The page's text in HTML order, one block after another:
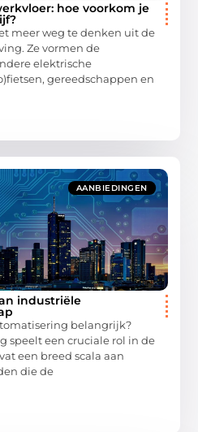
hoe voorkom je
meer weg te denken uit de
Ze vormen de
elektrische
gereedschappen en
AANBIEDINGEN
industriële
belangrijk?
speelt een cruciale rol in de
een breed scala aan
die de